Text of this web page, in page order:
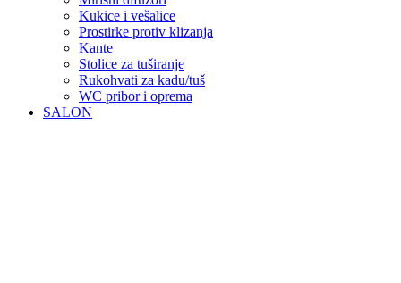
Kukice i vešalice
Prostirke protiv klizanja
Kante
Stolice za tuširanje
Rukohvati za kadu/tuš
WC pribor i oprema
SALON